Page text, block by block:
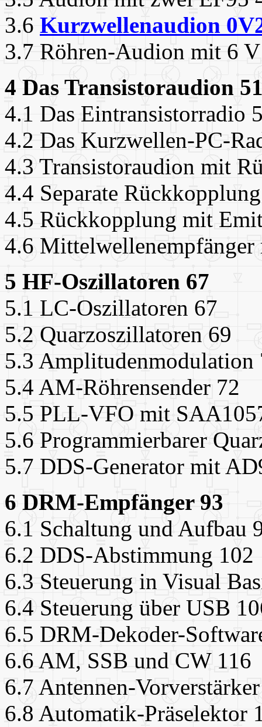
3.6 Kurzwellenaudion
3.7 Röhren-Audion mit 6
4 Das Transistoraudion
4.1 Das Eintransistorradio
4.2 Das Kurzwellen-PC-
4.3 Transistoraudion mit
4.4 Separate
4.5 Rückkopplung mit
4.6
5 HF-Oszillatoren 67
5.1 LC-Oszillatoren 67
5.2 Quarzoszillatoren 69
5.3 Amplitudenmodulation
5.4 AM-Röhrensender 72
5.5 PLL-VFO mit
5.6 Programmierbarer
5.7 DDS-Generator mit
6 DRM-Empfänger 93
6.1 Schaltung und Aufbau
6.2 DDS-Abstimmung 102
6.3 Steuerung in Visual
6.4 Steuerung über USB
6.5 DRM-Dekoder-
6.6 AM, SSB und CW 116
6.7 Antennen-
6.8 Automatik-Präselektor